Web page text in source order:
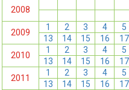
2008
2009
1 2 3 4 5
13
14 15 16 17
2010
1 2 3 4 5
13
14 15 16 17
2011
1 2 3 4 5
13
14 15 16 17